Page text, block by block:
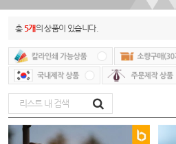
총 5개의 상품이 있습니다.